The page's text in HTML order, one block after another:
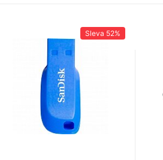
Sleva 52%